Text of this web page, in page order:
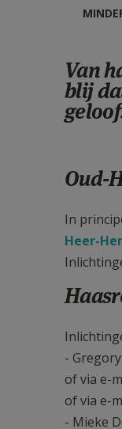
Van
blij
Oud-
In
Heer-
-
of via e-
of via e-
- Mieke